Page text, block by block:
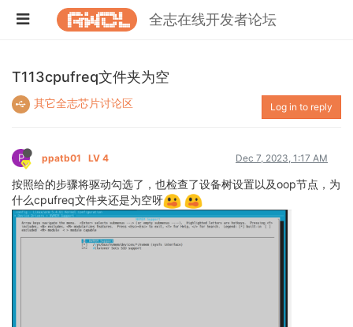
全志在线开发者论坛
T113cpufreq文件夹为空
其它全志芯片讨论区 Log in to reply
P ppatb01 LV 4 Dec 7, 2023, 1:17 AM
按照给的步骤将驱动勾选了，也检查了设备树设置以及oop节点，为
什么cpufreq文件夹还是为空呀